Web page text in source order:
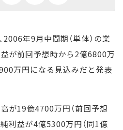
年9月中間期（単体）の業
が前回予想時から2億6800万
万円になる見込みだと発表
が19億4700万円（前回予想
純利益が4億5300万円（同1億